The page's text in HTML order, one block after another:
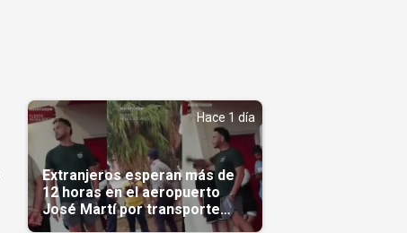
Hace 1 día
Extranjeros esperan más de
12 horas en el aeropuerto
José Martí por transporte
reservado semanas